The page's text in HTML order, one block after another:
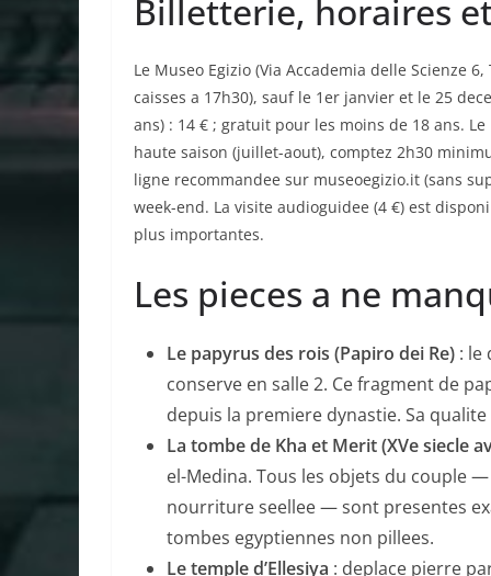
Billetterie, horaires
Le Museo Egizio (Via Accademia delle Scienze
caisses a 17h30), sauf le 1er janvier et le 25
ans) : 14 € ; gratuit pour les moins de 18 ans.
haute saison (juillet-aout), comptez 2h30
ligne recommandee sur museoegizio.it (sans
week-end. La visite audioguidee (4 €) est
plus importantes.
Les pieces a ne
Le papyrus des rois (Papiro dei Re) : le
conserve en salle 2. Ce fragment de
depuis la premiere dynastie. Sa
La tombe de Kha et Merit (XVe siecle
el-Medina. Tous les objets du couple
nourriture seellee — sont presentes
tombes egyptiennes non pillees.
Le temple d’Ellesiya : deplace pierre